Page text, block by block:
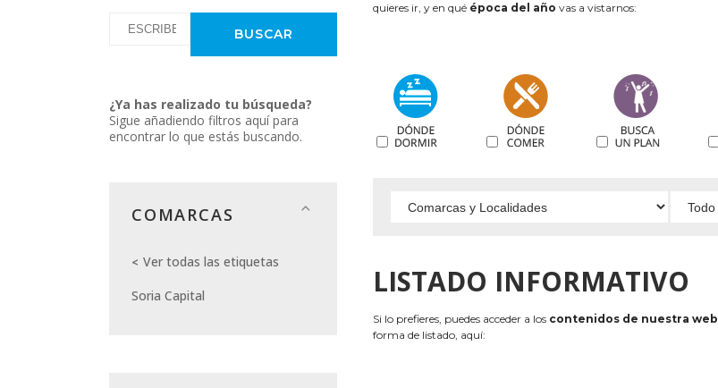
¿Ya has realizado tu búsqueda?
Sigue añadiendo filtros aquí para
encontrar lo que estás buscando.
COMARCAS
Ver todas las etiquetas
Soria Capital
quieres ir, y en qué época del año vas a vistarnos:
LISTADO INFORMATIVO
Si lo prefieres, puedes acceder a los contenidos de nuestra web
forma de listado, aquí: